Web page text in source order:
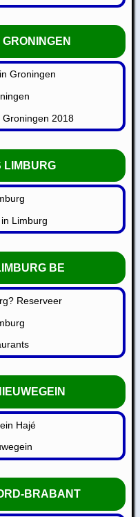
Groningen
Groningen 2018
LIMBURG
Limburg
BE
Reserveer
Hajé
BRABANT